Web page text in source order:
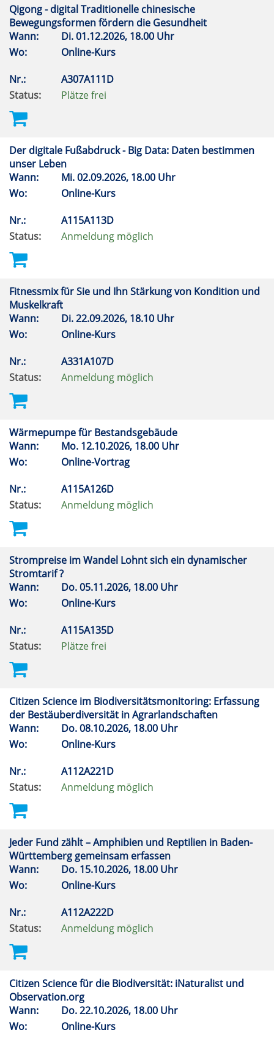
Qigong - digital Traditionelle chinesische
Bewegungsformen fördern die Gesundheit
Wann:
Di.01.12.2026, 18.00 Uhr
Wo:
Online-Kurs
Nr.:
A307A111D
Status:
Plätze frei
Der digitale Fußabdruck - Big Data: Daten bestimmen
unser Leben
Wann:
Mi.02.09.2026, 18.00 Uhr
Wo:
Online-Kurs
Nr.:
A115A113D
Status:
Anmeldung möglich
Fitnessmix für Sie und Ihn Stärkung von Kondition und
Muskelkraft
Wann:
Di.22.09.2026, 18.10 Uhr
Wo:
Online-Kurs
Nr.:
A331A107D
Status:
Anmeldung möglich
Wärmepumpe für Bestandsgebäude
Wann:
Mo. 12.10.2026, 18.00 Uhr
Wo:
Online-Vortrag
Nr.:
A115A126D
Status:
Anmeldung möglich
Strompreise im Wandel Lohnt sich ein dynamischer
Stromtarif ?
Wann:
Do.05.11.2026, 18.00 Uhr
Wo:
Online-Kurs
Nr.:
A115A135D
Status:
Plätze frei
Citizen Science im Biodiversitätsmonitoring: Erfassung
der Bestäuberdiversität in Agrarlandschaften
Wann:
Do.08.10.2026, 18.00 Uhr
Wo:
Online-Kurs
Nr.:
A112A221D
Status:
Anmeldung möglich
Jeder Fund zählt – Amphibien und Reptilien in Baden-
Württemberg gemeinsam erfassen
Wann:
Do. 15.10.2026, 18.00 Uhr
Wo:
Online-Kurs
Nr.:
A112A222D
Status:
Anmeldung möglich
Citizen Science für die Biodiversität: iNaturalist und
Observation.org
Wann:
Do.22.10.2026, 18.00 Uhr
Wo:
Online-Kurs